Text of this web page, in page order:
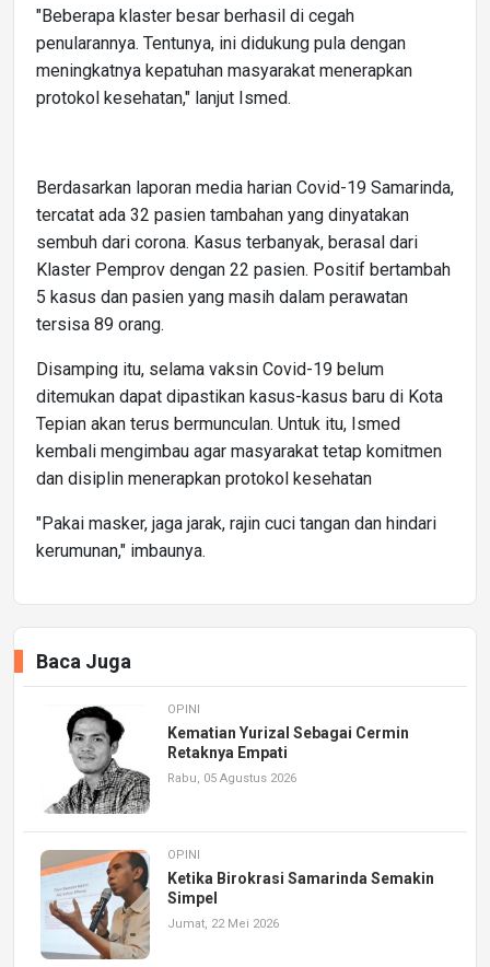
"Beberapa klaster besar berhasil di cegah
penularannya. Tentunya, ini didukung pula dengan
meningkatnya kepatuhan masyarakat menerapkan
protokol kesehatan," lanjut Ismed.
Berdasarkan laporan media harian Covid-19 Samarinda,
tercatat ada 32 pasien tambahan yang dinyatakan
sembuh dari corona. Kasus terbanyak, berasal dari
Klaster Pemprov dengan 22 pasien. Positif bertambah
5 kasus dan pasien yang masih dalam perawatan
tersisa 89 orang.
Disamping itu, selama vaksin Covid-19 belum
ditemukan dapat dipastikan kasus-kasus baru di Kota
Tepian akan terus bermunculan. Untuk itu, Ismed
kembali mengimbau agar masyarakat tetap komitmen
dan disiplin menerapkan protokol kesehatan
"Pakai masker, jaga jarak, rajin cuci tangan dan hindari
kerumunan," imbaunya.
Baca Juga
OPINI
Kematian Yurizal Sebagai Cermin
Retaknya Empati
Rabu, 05 Agustus 2026
OPINI
Ketika Birokrasi Samarinda Semakin
Simpel
Jumat, 22 Mei 2026